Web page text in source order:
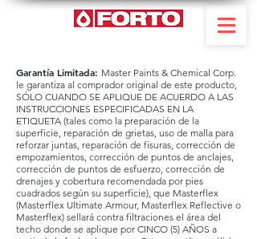
Garantía Limitada: Master Paints & Chemical Corp.
le garantiza al comprador original de este producto,
SÓLO CUANDO SE APLIQUE DE ACUERDO A LAS
INSTRUCCIONES ESPECIFICADAS EN LA
ETIQUETA (tales como la preparación de la
superficie, reparación de grietas, uso de malla para
reforzar juntas, reparación de fisuras, corrección de
empozamientos, corrección de puntos de anclajes,
corrección de puntos de esfuerzo, corrección de
drenajes y cobertura recomendada por pies
cuadrados según su superficie), que Masterflex
(Masterflex Ultimate Armour, Masterflex Reflective o
Masterflex) sellará contra filtraciones el área del
techo donde se aplique por CINCO (5) AÑOS a